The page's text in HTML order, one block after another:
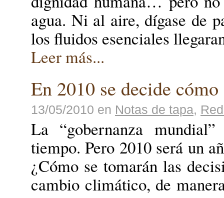
agua. Ni al aire, dígase de
los fluidos esenciales
Leer más...
En 2010 se decide
13/05/2010 en Notas de tapa,
La “gobernanza
tiempo. Pero 2010 será un
¿Cómo se tomarán las
cambio climático, de